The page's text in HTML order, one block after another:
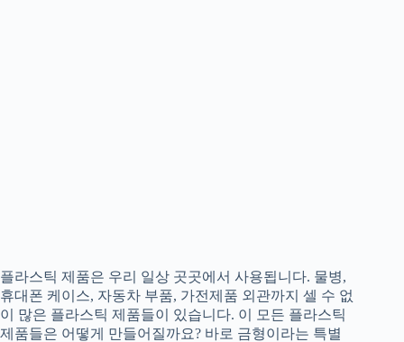
플라스틱 제품은 우리 일상 곳곳에서 사용됩니다. 물병,
휴대폰 케이스, 자동차 부품, 가전제품 외관까지 셀 수 없
이 많은 플라스틱 제품들이 있습니다. 이 모든 플라스틱
제품들은 어떻게 만들어질까요? 바로 금형이라는 특별